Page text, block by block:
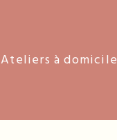
Ateliers à domicile